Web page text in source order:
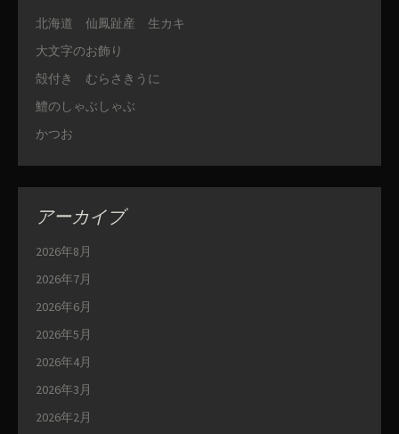
北海道 仙鳳趾産 生カキ
大文字のお飾り
殻付き むらさきうに
鱧のしゃぶしゃぶ
かつお
アーカイブ
2026年8月
2026年7月
2026年6月
2026年5月
2026年4月
2026年3月
2026年2月